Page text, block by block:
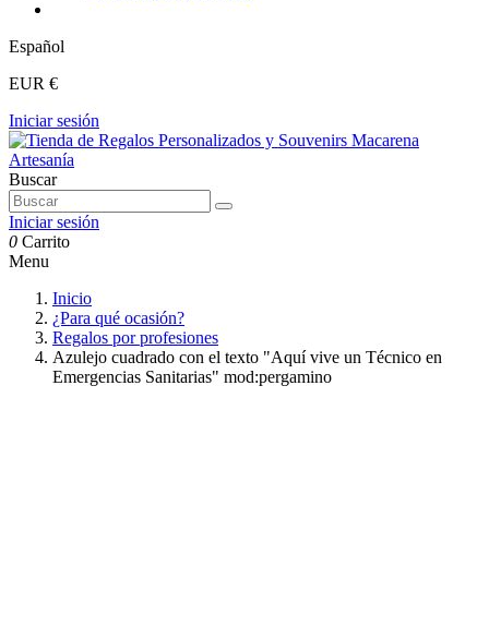
Español
EUR €
Iniciar sesión
Buscar
Iniciar sesión
0 Carrito
Menu
Inicio
¿Para qué ocasión?
Regalos por profesiones
Azulejo cuadrado con el texto "Aquí vive un Técnico en
Emergencias Sanitarias" mod:pergamino